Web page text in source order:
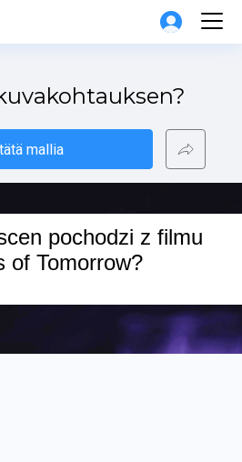
mallia